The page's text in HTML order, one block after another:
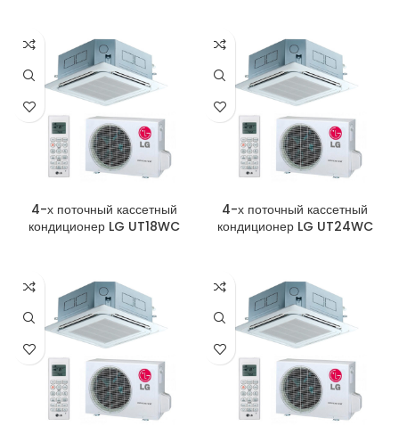
4-х поточный кассетный
кондиционер LG UT18WC
4-х поточный кассетный
кондиционер LG UT24WC